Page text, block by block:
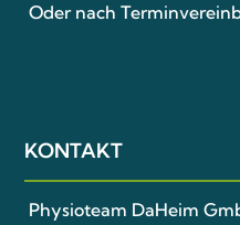
Oder nach
KONTAKT
Physioteam DaHeim